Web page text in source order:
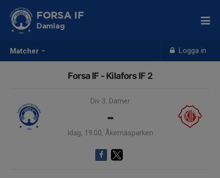
Matcher Logga in
FORSA IF
Damlag
Forsa IF - Kilafors IF 2
Div 3. Damer
-
Idag, 19:00, Åkernäsparken